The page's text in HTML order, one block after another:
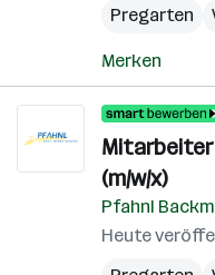
Pregarten
Merken
(m/w/x)
Pfahnl
Heute